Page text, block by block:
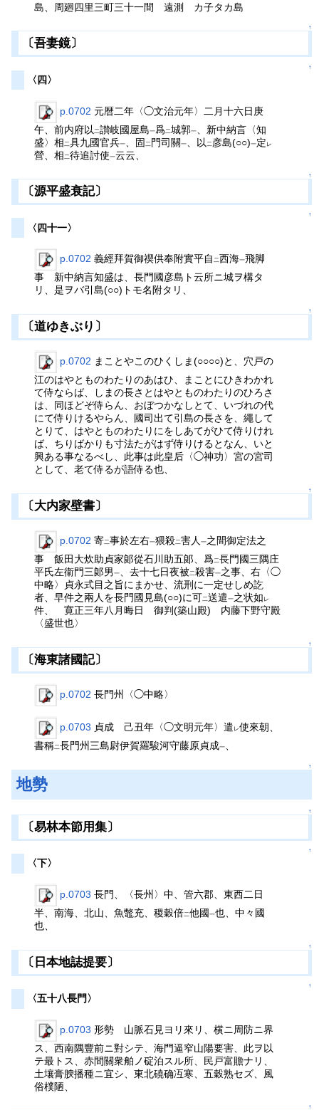
島、周廻四里三町三十一間 遠測 カ子タカ島
↑
〔吾妻鏡〕
↑
〈四〉
p.0702 元暦二年〈◯文治元年〉二月十六日庚
午、前内府以 二讃岐國屋島一爲二城郭一
、新中納言〈知
盛〉相 二具九國官兵一 、固 二 門司關一 、以 二 彦島(○○)一定 レ
營、相 二待追討使一云云、
↑
〔源平盛衰記〕
↑
〈四十一〉
p.0702 義經拜賀御禊供奉附實平自二西海一飛脚
事 新中納言知盛は、長門國彦島ト云所ニ城ヲ構タ
リ、是ヲバ引島(○○)トモ名附タリ、
↑
〔道ゆきぶり〕
p.0702 まことやこのひくしま(○○○○)と、穴戸の
江のはやとものわたりのあはひ、まことにひきわかれ
て侍ならば、しまの長さとはやとものわたりのひろさ
は、同ほどぞ侍らん、おぼつかなしとて、いづれの代
にて侍りけるやらん、國司出て引島の長さを、繩して
とりて、はやとものわたりにをしあてがひて侍りけれ
ば、ちりばかりも寸法たがはず侍りけるとなん、いと
興ある事なるべし、此事は此皇后〈◯神功〉宮の宮司
として、老て侍るが語侍る也、
↑
〔大内家壁書〕
p.0702 寄二事於左右一猥殺二害人一之間御定法之
事 飯田大炊助貞家郞從石川助五郞、爲二長門國三隅庄
平氏左衞門三郞男一、去十七日夜被二殺害一之事、右〈◯
中略〉貞永式目之旨にまかせ、流刑に一定せしめ訖
者、早件之兩人を長門國見島(○○)に可二送遣一之状如 レ
件、 寛正三年八月晦日 御判(築山殿) 内藤下野守殿
〈盛世也〉
↑
〔海東諸國記〕
p.0702 長門州〈◯中略〉
p.0703 貞成 己丑年〈◯文明元年〉遣 レ使來朝、
書稱二長門州三島尉伊賀羅駿河守藤原貞成一、
↑
地勢
↑
〔易林本節用集〕
↑
〈下〉
p.0703 長門、〈長州〉中、管六郡、東西二日
半、南海、北山、魚鼈充、稷穀倍二他國一也、中々國
也、
↑
〔日本地誌提要〕
↑
〈五十八長門〉
p.0703 形勢 山脈石見ヨリ來リ、横ニ周防ニ界
ス、西南隅豐前ニ對シテ、海門逼窄山陽要害、此ヲ以
テ最トス、赤間關衆舶ノ碇泊スル所、民戸富贍ナリ、
土壤膏腴播種ニ宜シ、東北磽确冱寒、五穀熟セズ、風
俗樸陋、
↑